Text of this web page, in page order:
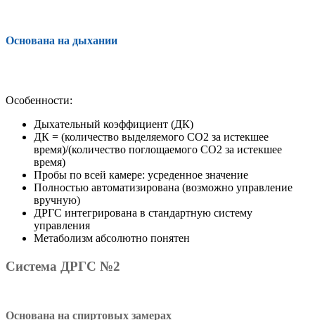
Основана на дыхании
Особенности:
Дыхательный коэффициент (ДК)
ДК = (количество выделяемого CO2 за истекшее
время)/(количество поглощаемого CO2 за истекшее
время)
Пробы по всей камере: усреденное значение
Полностью автоматизирована (возможно управление
вручную)
ДРГС интегрирована в стандартную систему
управления
Метаболизм абсолютно понятен
Система ДРГС №2
Основана на спиртовых замерах